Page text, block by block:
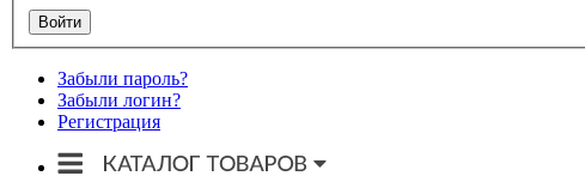
Забыли пароль?
Забыли логин?
Регистрация